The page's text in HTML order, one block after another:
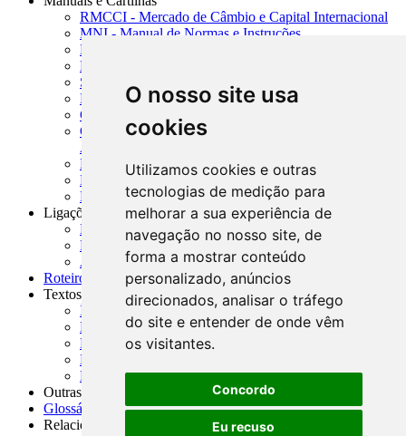
O nosso site usa
cookies
Utilizamos cookies e outras
tecnologias de medição para
melhorar a sua experiência de
navegação no nosso site, de
forma a mostrar conteúdo
personalizado, anúncios
direcionados, analisar o tráfego
do site e entender de onde vêm
os visitantes.
Concordo
Eu recuso
RMCCI - Mercado de Câmbio e Capital Internacional
MNI - Manual de Normas e Instruções
MTVM - Manual de Títulos e Valores Mobiliários
MCR - Manual de Crédito Rural
SISORF - Manual de Organização do SFN
MASUP - Manual de Supervisão Bancária
CADOC - Catálogo de Documentos
CNAE-CONCLA - Classificação Nacional de
Atividades Econômicas
PMF - Cartilhas do BCB
Manuais Auxiliares do BCB e Cosif-e
Resenhas Diárias Governamentais
Ligações Externas
Links Úteis
Presidência da República
Agências Nacionais Reguladoras
Roteiros para Estudos
Textos
Índice de Textos
Editorial
Monografias
Na Imprensa
Fórum de Discussão
Outras ferramentas
Glossário
Relacionamento